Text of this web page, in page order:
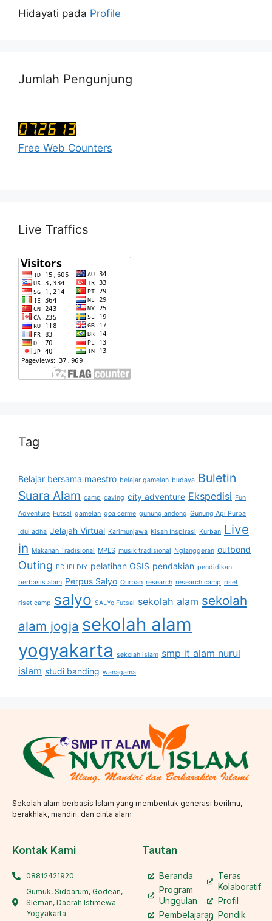
Hidayati pada Profile
Jumlah Pengunjung
Free Web Counters
Live Traffics
Tag
Belajar bersama maestro belajar gamelan budaya Buletin
Suara Alam camp caving city adventure Ekspedisi Fun
Adventure Futsal gamelan goa cerme gunung andong Gunung Api Purba
Idul adha Jelajah Virtual Karimunjawa Kisah Inspirasi Kurban Live
in Makanan Tradisional MPLS musik tradisional Nglanggeran outbond
Outing PD IPI DIY pelatihan OSIS pendakian pendidikan
berbasis alam Perpus Salyo Qurban research research camp riset
riset camp salyo SALYo Futsal sekolah alam sekolah
alam jogja sekolah alam
yogyakarta sekolah islam smp it alam nurul
islam studi banding wanagama
Sekolah alam berbasis Islam yang membentuk generasi berilmu,
berakhlak, mandiri, dan cinta alam
Kontak Kami
08812421920
Gumuk, Sidoarum, Godean,
Sleman, Daerah Istimewa
Yogyakarta
Tautan
Beranda
Program
Unggulan
Pembelajaran
Teras
Kolaboratif
Profil
Pondik